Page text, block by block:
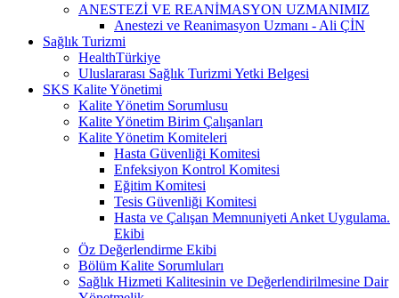
ANESTEZİ VE REANİMASYON UZMANIMIZ
Anestezi ve Reanimasyon Uzmanı - Ali ÇİN
Sağlık Turizmi
HealthTürkiye
Uluslararası Sağlık Turizmi Yetki Belgesi
SKS Kalite Yönetimi
Kalite Yönetim Sorumlusu
Kalite Yönetim Birim Çalışanları
Kalite Yönetim Komiteleri
Hasta Güvenliği Komitesi
Enfeksiyon Kontrol Komitesi
Eğitim Komitesi
Tesis Güvenliği Komitesi
Hasta ve Çalışan Memnuniyeti Anket Uygulama.
Ekibi
Öz Değerlendirme Ekibi
Bölüm Kalite Sorumluları
Sağlık Hizmeti Kalitesinin ve Değerlendirilmesine Dair